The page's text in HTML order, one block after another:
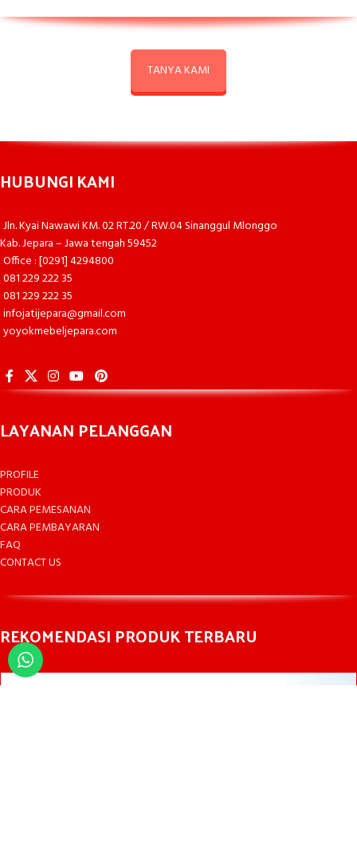
TANYA KAMI
HUBUNGI KAMI
Jln. Kyai Nawawi KM. 02 RT.20 / RW.04 Sinanggul Mlonggo
Kab. Jepara – Jawa tengah 59452
Office : [0291] 4294800
081 229 222 35
081 229 222 35
infojatijepara@gmail.com
yoyokmebeljepara.com
LAYANAN PELANGGAN
PROFILE
PRODUK
CARA PEMESANAN
CARA PEMBAYARAN
FAQ
CONTACT US
REKOMENDASI PRODUK TERBARU